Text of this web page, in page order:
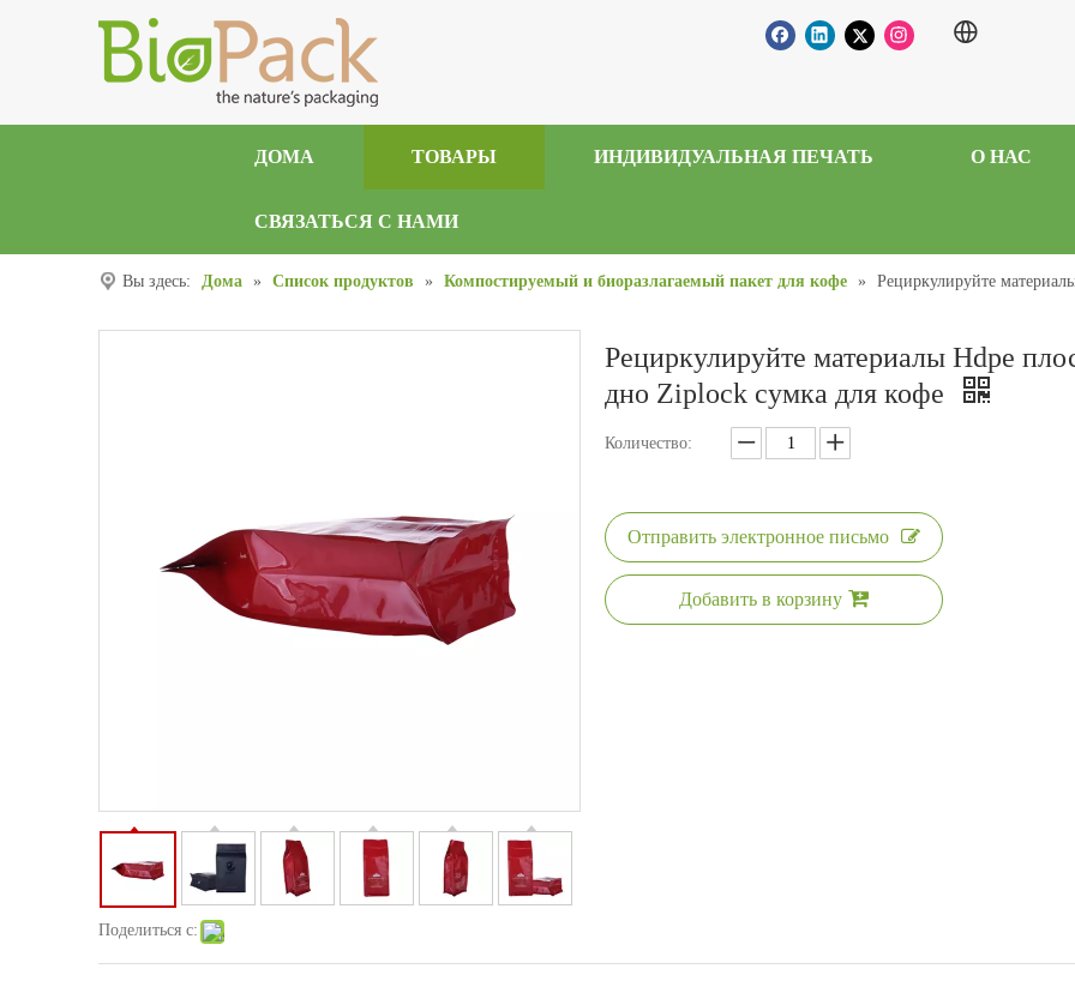
ДОМА ТОВАРЫ ИНДИВИДУАЛЬНАЯ ПЕЧАТЬ О НАС
СВЯЗАТЬСЯ С НАМИ
Вы здесь: Дома » Список продуктов » Компостируемый и биоразлагаемый пакет для кофе » Рециркулируйте
Поделиться с:
Рециркулируйте материалы Hdpe
дно Ziplock сумка для кофе
Количество:
Отправить электронное письмо
Добавить в корзину